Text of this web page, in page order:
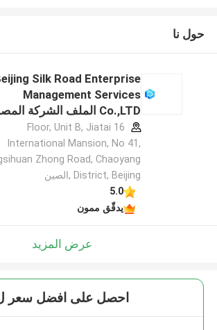
حول نا
Silk Road Enterprise
Management Services
Co.,LTD الملف الشركة المصنعة
16 Floor, Unit B, Jiatai
International Mansion, No 41,
Zhong Road, Chaoyang
District, Beijing ,الصين
5.0
يدقّق ممون
عرض المزيد
احصل على افضل سعر